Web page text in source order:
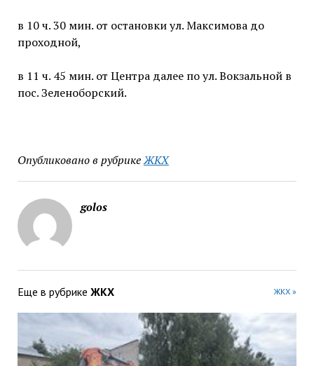
в 10 ч. 30 мин. от остановки ул. Максимова до
проходной,
в 11 ч. 45 мин. от Центра далее по ул. Вокзальной в
пос. Зеленоборский.
Опубликовано в рубрикеЖКХ
golos
Еще в рубрике ЖКХ ЖКХ »